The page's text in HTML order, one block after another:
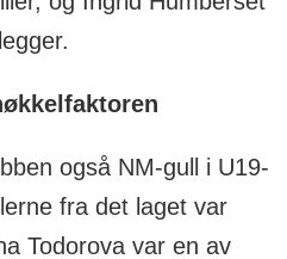
også NM-gull i U19-
fra det laget var
Todorova var en av